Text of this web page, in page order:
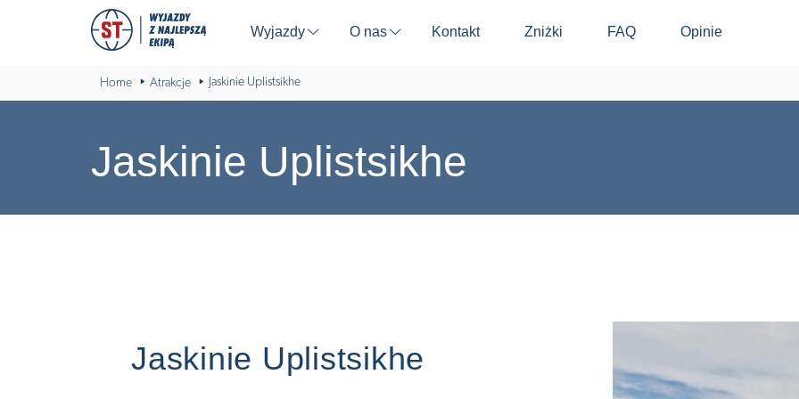
Wyjazdy ⬇ O nas ⬇ Kontakt Zniżki FAQ Opinie
Home Atrakcje Jaskinie Uplistsikhe
Jaskinie Uplistsikhe
Jaskinie Uplistsikhe